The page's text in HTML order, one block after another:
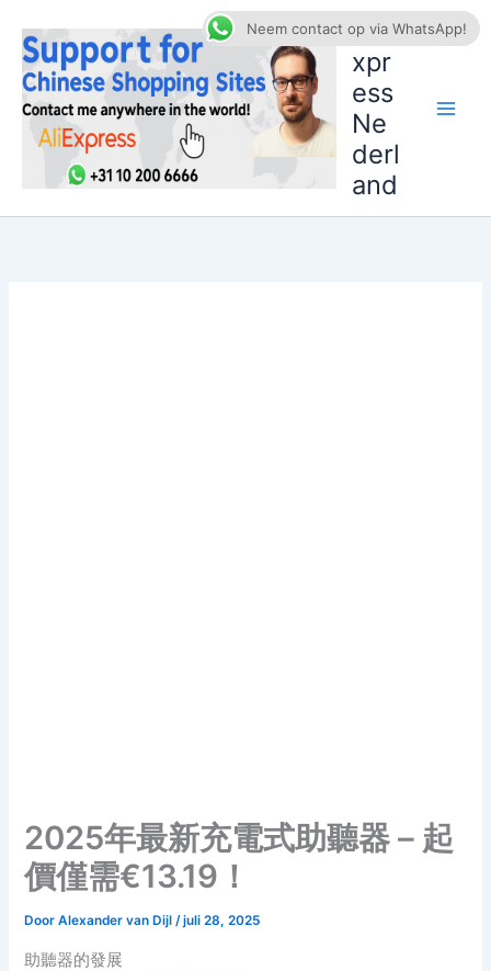
naar
inhoud
AliE
xpr
ess
Ne
derl
and
2025年最新充電式助聽器 – 起
價僅需€13.19！
DoorAlexander van Dijl/juli 28, 2025
助聽器的發展
Neem contact op via WhatsApp!